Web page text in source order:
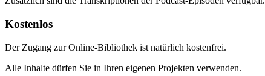
Kostenlos
Der Zugang zur Online-Bibliothek ist natürlich kostenfrei.
Alle Inhalte dürfen Sie in Ihren eigenen Projekten verwenden.